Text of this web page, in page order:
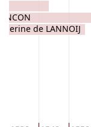
de LANNOIJ